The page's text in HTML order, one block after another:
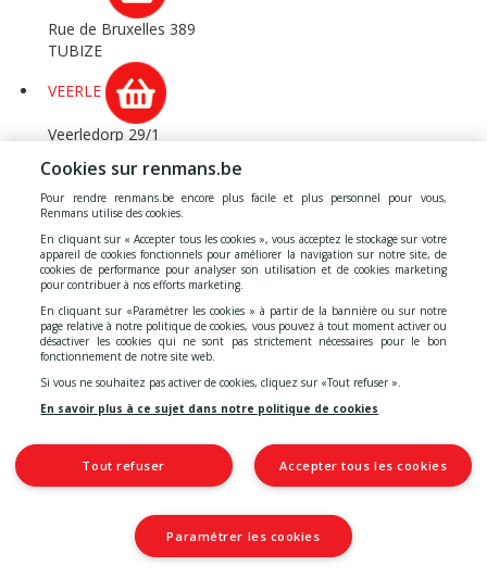
Rue de Bruxelles 389
TUBIZE
VEERLE
Veerledorp 29/1
VILVOORDE 2
Leuvensesteenweg 229
VILVOORDE
VIRTON
Faubourg d'Arrival 65
VIRTON
VOSSEM
Collège van Luxemburglaan 2
VOSSEM
Rue des Tendeurs 1
Cookies sur renmans.be
Pour rendre renmans.be encore plus facile et plus personnel pour vous,
Renmans utilise des cookies.
En cliquant sur « Accepter tous les cookies », vous acceptez le stockage sur votre
appareil de cookies fonctionnels pour améliorer la navigation sur notre site, de
cookies de performance pour analyser son utilisation et de cookies marketing
pour contribuer à nos efforts marketing.
En cliquant sur «Paramétrer les cookies » à partir de la bannière ou sur notre
page relative à notre politique de cookies, vous pouvez à tout moment activer ou
désactiver les cookies qui ne sont pas strictement nécessaires pour le bon
fonctionnement de notre site web.
Si vous ne souhaitez pas activer de cookies, cliquez sur «Tout refuser ».
En savoir plus à ce sujet dans notre politique de cookies
Accepter tous les cookies
Tout refuser
Paramétrer les cookies